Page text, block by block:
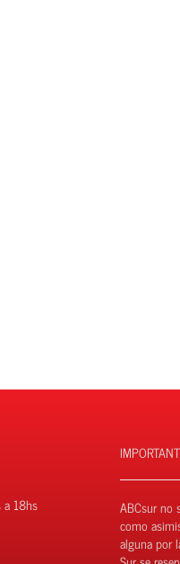
a 18hs
ABCsur no
como
alguna por